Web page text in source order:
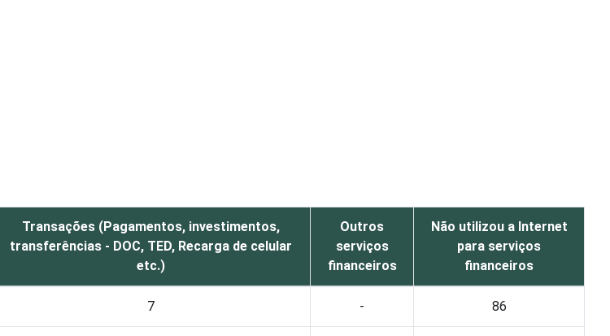
Transações (Pagamentos, investimentos,
transferências - DOC, TED, Recarga de celular
etc.)
Outros
serviços
financeiros
Não utilizou a Internet
para serviços
financeiros
7 - 86